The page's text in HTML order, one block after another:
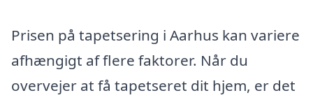
Prisen på tapetsering i Aarhus kan variere
afhængigt af flere faktorer. Når du
overvejer at få tapetseret dit hjem, er det